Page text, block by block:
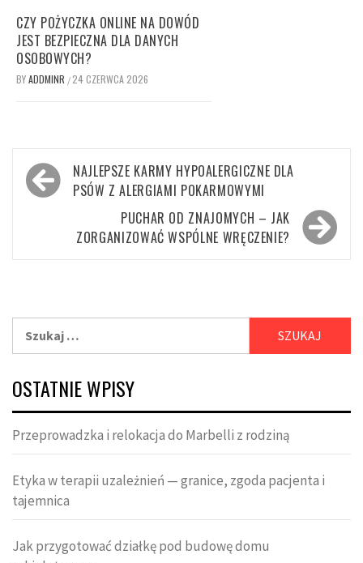
CZY POŻYCZKA ONLINE NA DOWÓD
JEST BEZPIECZNA DLA DANYCH
OSOBOWYCH?
BYADDMINR / 24 CZERWCA 2026
Nawigacja
wpisu
NAJLEPSZE KARMY HYPOALERGICZNE DLA
PSÓW Z ALERGIAMI POKARMOWYMI
PUCHAR OD ZNAJOMYCH – JAK
ZORGANIZOWAĆ WSPÓLNE WRĘCZENIE?
OSTATNIE WPISY
Przeprowadzka i relokacja do Marbelli z rodziną
Etyka w terapii uzależnień — granice, zgoda pacjenta i
tajemnica
Jak przygotować działkę pod budowę domu